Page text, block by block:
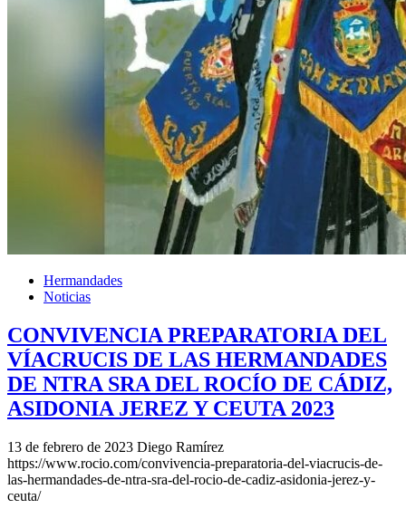
Hermandades
Noticias
CONVIVENCIA PREPARATORIA DEL
VÍACRUCIS DE LAS HERMANDADES
DE NTRA SRA DEL ROCÍO DE CÁDIZ,
ASIDONIA JEREZ Y CEUTA 2023
13 de febrero de 2023 Diego Ramírez
https://www.rocio.com/convivencia-preparatoria-del-viacrucis-de-
las-hermandades-de-ntra-sra-del-rocio-de-cadiz-asidonia-jerez-y-
ceuta/